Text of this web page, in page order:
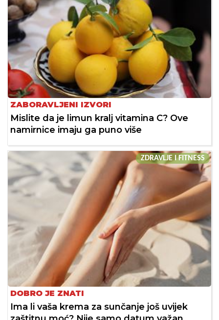
ZABORAVLJENI IZVORI
Mislite da je limun kralj vitamina C? Ove
namirnice imaju ga puno više
ZDRAVLJE I FITNESS
DOBRO JE ZNATI
Ima li vaša krema za sunčanje još uvijek